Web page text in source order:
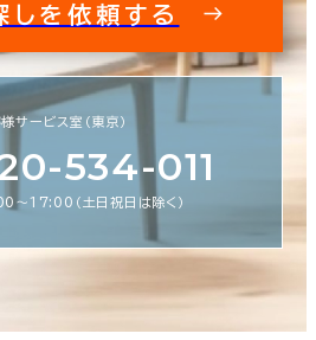
しを依頼する
サービス室（東京）
534-011
〜17:00（土日祝日は除く）